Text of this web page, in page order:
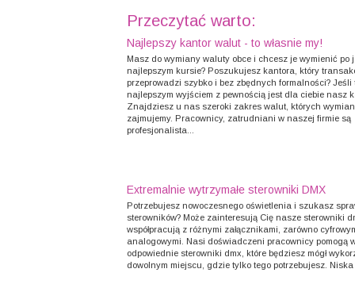
Przeczytać warto:
Najlepszy kantor walut - to własnie my!
Masz do wymiany waluty obce i chcesz je wymienić po
najlepszym kursie? Poszukujesz kantora, który
przeprowadzi szybko i bez zbędnych formalności? Jeśli
najlepszym wyjściem z pewnością jest dla ciebie nasz
Znajdziesz u nas szeroki zakres walut, których
zajmujemy. Pracownicy, zatrudniani w naszej firmie są
profesjonalista...
Extremalnie wytrzymałe sterowniki DMX
Potrzebujesz nowoczesnego oświetlenia i szukasz
sterowników? Może zainteresują Cię nasze sterowniki
współpracują z różnymi załącznikami, zarówno
analogowymi. Nasi doświadczeni pracownicy pomogą
odpowiednie sterowniki dmx, które będziesz mógł
dowolnym miejscu, gdzie tylko tego potrzebujesz. Niska